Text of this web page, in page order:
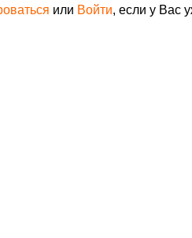
или Войти, если у Вас